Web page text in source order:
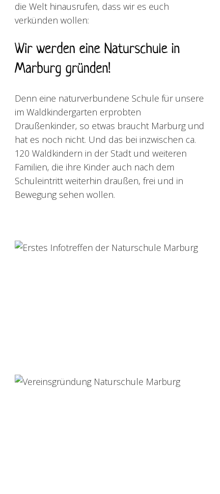
die Welt hinausrufen, dass wir es euch
verkünden wollen:
Wir werden eine Naturschule in
Marburg gründen!
Denn eine naturverbundene Schule für unsere
im Waldkindergarten erprobten
Draußenkinder, so etwas braucht Marburg und
hat es noch nicht. Und das bei inzwischen ca.
120 Waldkindern in der Stadt und weiteren
Familien, die ihre Kinder auch nach dem
Schuleintritt weiterhin draußen, frei und in
Bewegung sehen wollen.